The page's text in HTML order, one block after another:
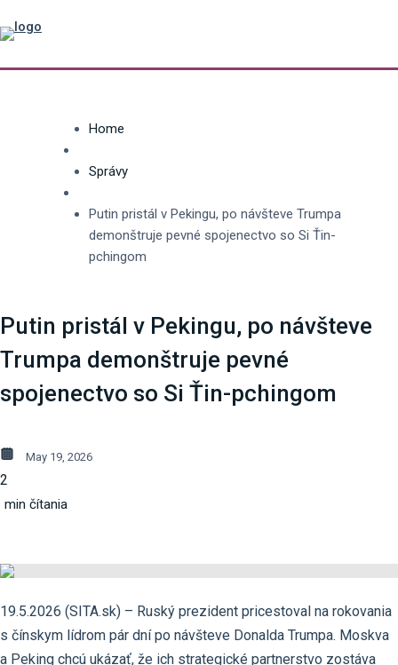
Home
Správy
Putin pristál v Pekingu, po návšteve Trumpa
demonštruje pevné spojenectvo so Si Ťin-
pchingom
Putin pristál v Pekingu, po návšteve
Trumpa demonštruje pevné
spojenectvo so Si Ťin-pchingom
May 19, 2026
2
min čítania
19.5.2026 (SITA.sk) – Ruský prezident pricestoval na rokovania
s čínskym lídrom pár dní po návšteve Donalda Trumpa. Moskva
a Peking chcú ukázať, že ich strategické partnerstvo zostáva